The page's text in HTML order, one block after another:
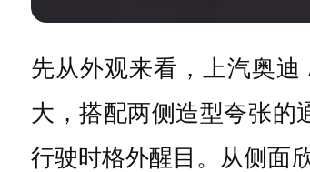
先从外观来看，上汽奥迪
大，搭配两侧造型夸张的
行驶时格外醒目。从侧面